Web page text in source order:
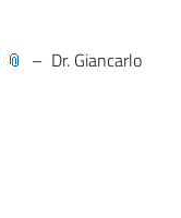
– Dr. Giancarlo